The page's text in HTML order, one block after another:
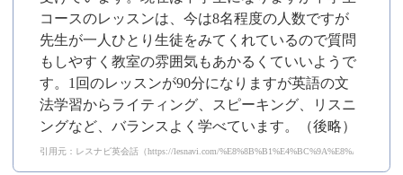
コースのレッスンは、今は8名程度の人数ですが
先生が一人ひとり生徒をみてくれているので質問
もしやすく教室の雰囲気もあかるくていいようで
す。1回のレッスンが90分になりますが英語の文
法学習からライティング、スピーキング、リスニ
ングなど、バランスよく学べています。（後略）
引用元：レスナビ英会話（https://lesnavi.com/%E8%8B%B1%E4%BC%9A%E8%A9%B1/